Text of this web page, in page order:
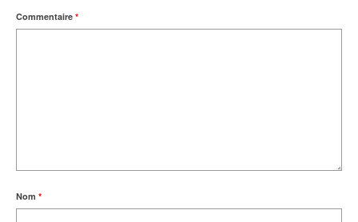
Commentaire *
Nom *